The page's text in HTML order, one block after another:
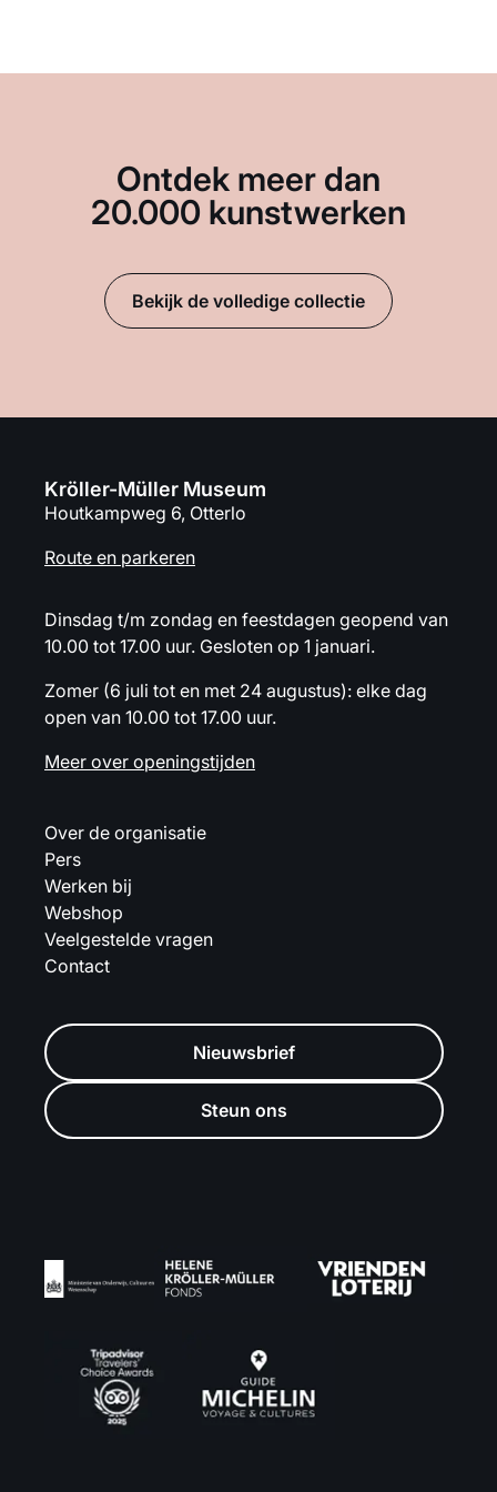
Ontdek meer dan
20.000 kunstwerken
Bekijk de volledige collectie
Kröller-Müller Museum
Houtkampweg 6, Otterlo
Route en parkeren
Dinsdag t/m zondag en feestdagen geopend van
10.00 tot 17.00 uur. Gesloten op 1 januari.
Zomer (6 juli tot en met 24 augustus): elke dag
open van 10.00 tot 17.00 uur.
Meer over openingstijden
Over de organisatie
Pers
Werken bij
Webshop
Veelgestelde vragen
Contact
Nieuwsbrief
Steun ons